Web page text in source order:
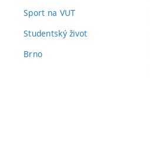
Sport na VUT
Studentský život
Brno